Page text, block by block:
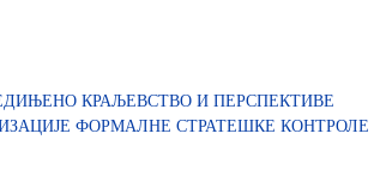
КРАЉЕВСТВО И ПЕРСПЕКТИВЕ
ФОРМАЛНЕ СТРАТЕШКЕ КОНТРОЛЕ